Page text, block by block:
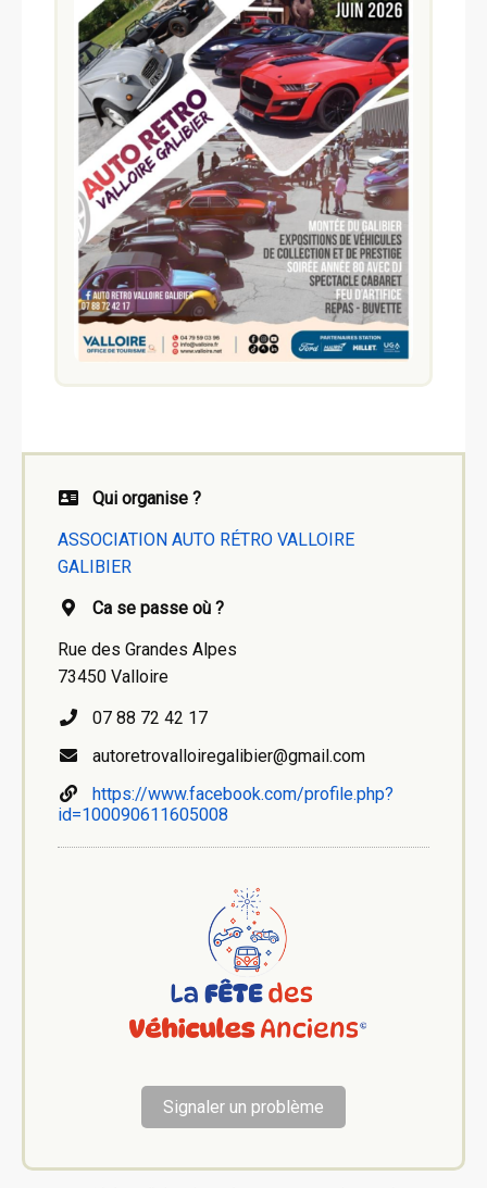
Qui organise ?
ASSOCIATION AUTO RÉTRO VALLOIRE
GALIBIER
Ca se passe où ?
Rue des Grandes Alpes
73450 Valloire
07 88 72 42 17
autoretrovalloiregalibier@gmail.com
https://www.facebook.com/profile.php?
id=100090611605008
Signaler un problème